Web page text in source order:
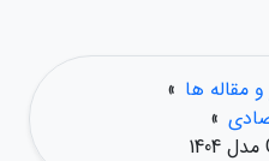
مقاله ها »
»